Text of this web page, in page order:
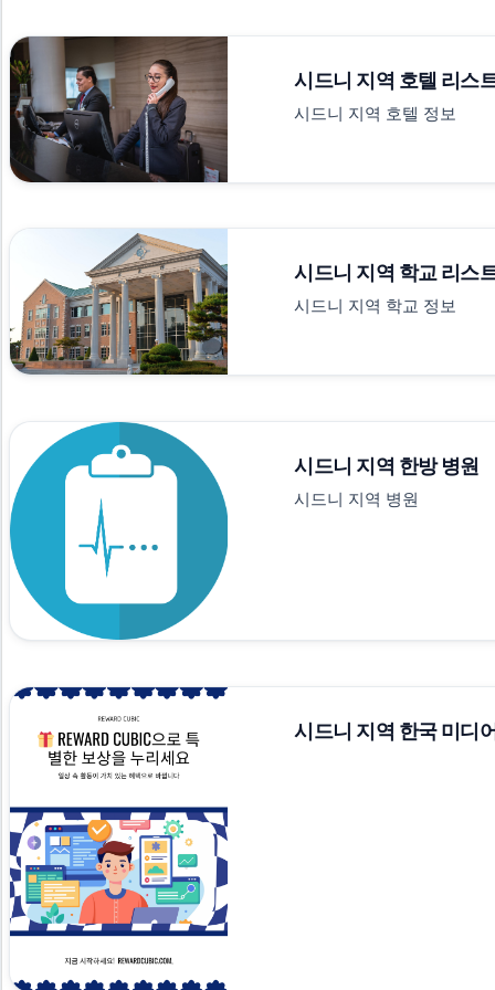
시드니 지역 호텔 리스
시드니 지역 호텔 정보
시드니 지역 학교 리스
시드니 지역 학교 정보
시드니 지역 한방 병원
시드니 지역 병원
시드니 지역 한국 미디